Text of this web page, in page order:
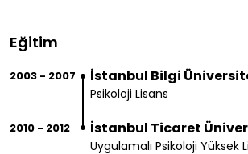
Eğitim
2003 - 2007 İstanbul Bilgi
Psikoloji Lisans
2010 - 2012 İstanbul Ticaret
Uygulamalı Psikoloji Yüksek